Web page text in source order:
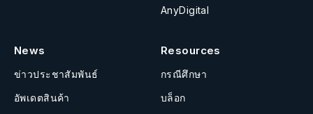
AnyDigital
News
ข่าวประชาสัมพันธ์
อัพเดตสินค้า
Resources
กรณีศึกษา
บล็อก